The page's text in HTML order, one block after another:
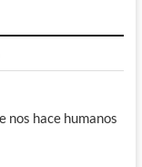
nos hace humanos